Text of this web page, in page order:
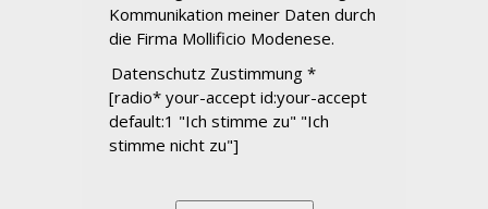
Kommunikation meiner Daten durch
die Firma Mollificio Modenese.
Datenschutz Zustimmung *
[radio* your-accept id:your-accept
default:1 "Ich stimme zu" "Ich
stimme nicht zu"]